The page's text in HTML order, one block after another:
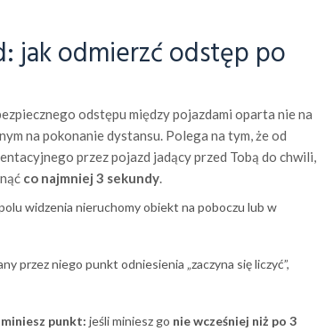
jak odmierzć odstęp po
odstępu między pojazdami oparta nie na
na pokonanie dystansu. Polega na tym, że od
przez pojazd jadący przed Tobą do chwili,
co najmniej 3 sekundy.
widzenia nieruchomy obiekt na poboczu lub w
przez niego punkt odniesienia „zaczyna się liczyć”,
punkt: jeśli miniesz go nie wcześniej niż po 3